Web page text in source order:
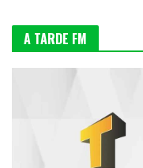
A TARDE FM